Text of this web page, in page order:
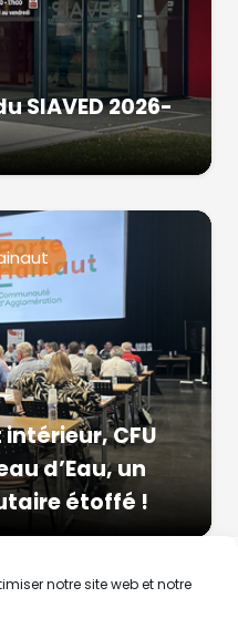
notre site web et notre
SIAVED 2026-
CFU
d’Eau, un
étoffé !